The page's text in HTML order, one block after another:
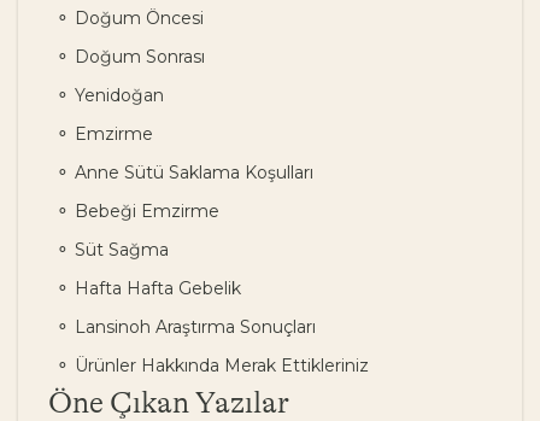
Doğum Öncesi
Doğum Sonrası
Yenidoğan
Emzirme
Anne Sütü Saklama Koşulları
Bebeği Emzirme
Süt Sağma
Hafta Hafta Gebelik
Lansinoh Araştırma Sonuçları
Ürünler Hakkında Merak Ettikleriniz
Öne Çıkan Yazılar